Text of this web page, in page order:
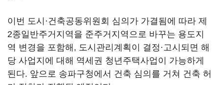
이번 도시·건축공동위원회 심의가 가결됨에 따라 제
2종일반주거지역을 준주거지역으로 바꾸는 용도지
역 변경을 포함해, 도시관리계획이 결정·고시되면 해
당 사업지에 대해 역세권 청년주택사업이 가능하게
된다. 앞으로 송파구청에서 건축 심의를 거쳐 건축 허